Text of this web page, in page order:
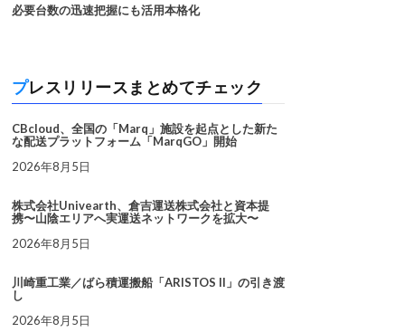
必要台数の迅速把握にも活用本格化
プレスリリースまとめてチェック
CBcloud、全国の「Marq」施設を起点とした新た
な配送プラットフォーム「MarqGO」開始
2026年8月5日
株式会社Univearth、倉吉運送株式会社と資本提
携〜山陰エリアへ実運送ネットワークを拡大〜
2026年8月5日
川崎重工業／ばら積運搬船「ARISTOS II」の引き渡
し
2026年8月5日